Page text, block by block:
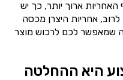
ארוך יותר, כך יש
אחריות היצרן מכסה
שמאפשר לכם לרכוש מוצר
היא ההחלטה